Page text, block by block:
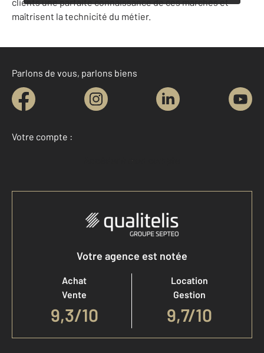
maîtrisent la technicité du métier.
Parlons de vous, parlons biens
Votre compte :
Accéder à mon compte
Votre agence est notée
Achat
Vente
9,3/10
Location
Gestion
9,7/10